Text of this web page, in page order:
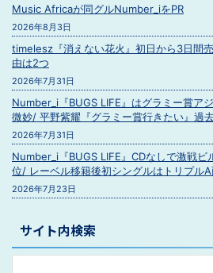
Music Africaが同グルNumber_iをPR
2026年8月3日
timelesz『消えない花火』初日から3日間
由は2つ
2026年7月31日
Number_i『BUGS LIFE』はグラミー賞ア
微妙/ 平野紫耀『グラミー賞行きたい』過
2026年7月31日
Number_i『BUGS LIFE』CDなしで激戦
位/ レーベル移籍後初シングルはトリプル
2026年7月23日
サイト内検索